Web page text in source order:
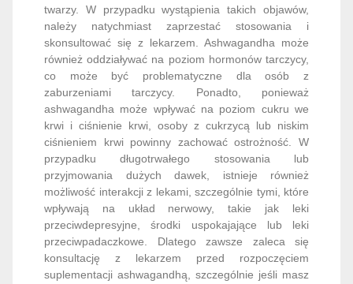
twarzy. W przypadku wystąpienia takich objawów,
należy natychmiast zaprzestać stosowania i
skonsultować się z lekarzem. Ashwagandha może
również oddziaływać na poziom hormonów tarczycy,
co może być problematyczne dla osób z
zaburzeniami tarczycy. Ponadto, ponieważ
ashwagandha może wpływać na poziom cukru we
krwi i ciśnienie krwi, osoby z cukrzycą lub niskim
ciśnieniem krwi powinny zachować ostrożność. W
przypadku długotrwałego stosowania lub
przyjmowania dużych dawek, istnieje również
możliwość interakcji z lekami, szczególnie tymi, które
wpływają na układ nerwowy, takie jak leki
przeciwdepresyjne, środki uspokajające lub leki
przeciwpadaczkowe. Dlatego zawsze zaleca się
konsultację z lekarzem przed rozpoczęciem
suplementacji ashwagandhą, szczególnie jeśli masz